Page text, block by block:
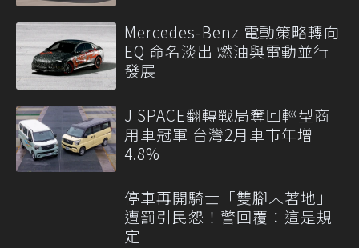
Mercedes-Benz 電動策略轉向
EQ 命名淡出 燃油與電動並行
發展
J SPACE翻轉戰局奪回輕型商
用車冠軍 台灣2月車市年增
4.8%
停車再開騎士「雙腳未著地」
遭罰引民怨！警回覆：這是規
定